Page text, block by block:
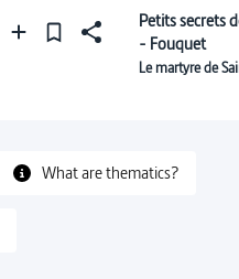
Petits secrets
- Fouquet
Le martyre de
What are thematics?